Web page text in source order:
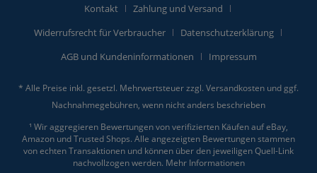
Kontakt
Zahlung und Versand
Widerrufsrecht für Verbraucher
Datenschutzerklärung
AGB und Kundeninformationen
Impressum
* Alle Preise inkl. gesetzl. Mehrwertsteuer zzgl. Versandkosten und ggf.
Nachnahmegebühren, wenn nicht anders beschrieben
¹ Wir aggregieren Bewertungen von verifizierten Käufen auf eBay,
Amazon und Trusted Shops. Alle angezeigten Bewertungen stammen
von echten Transaktionen und können über den jeweiligen Quell-Link
nachvollzogen werden. Mehr Informationen